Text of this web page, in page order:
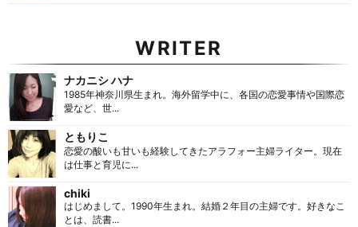
WRITER
ナカニシ ハナ
1985年神奈川県生まれ。海外留学中に、各国の恋愛事情や国際恋
愛など、世...
ともりこ
恋愛の酸いも甘いも経験してきたアラフォー主婦ライター。現在
は仕事と育児に...
chiki
はじめまして。1990年生まれ。結婚２年目の主婦です。好きなこ
とは、読書...